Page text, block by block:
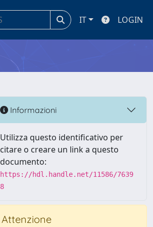
IT LOGIN
Informazioni
Utilizza questo identificativo per
citare o creare un link a questo
documento:
https://hdl.handle.net/11586/7639
8
Attenzione